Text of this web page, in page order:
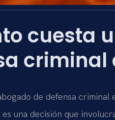
cuesta
criminal
de defensa criminal
es una decisión que